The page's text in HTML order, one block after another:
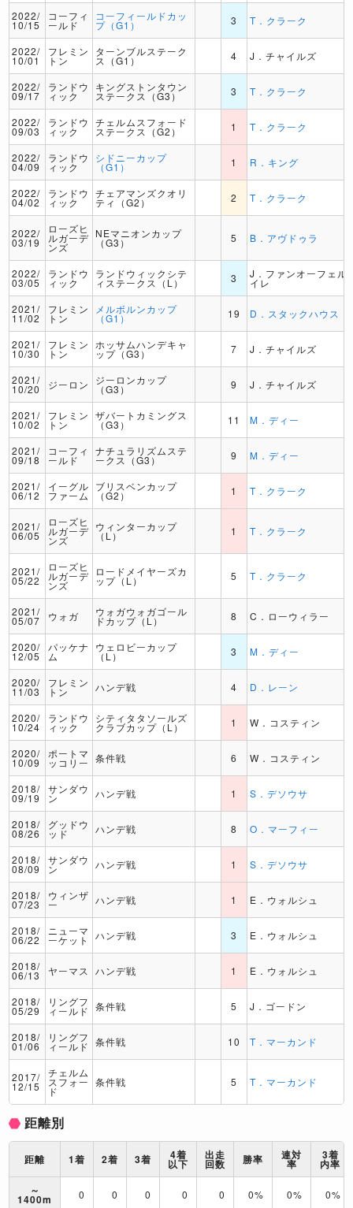
2022/
10/15
コーフィ
ールド
コーフィールドカッ
プ（G1） 3 T．クラーク
2022/
10/01
フレミン
トン
ターンブルステーク
ス（G1） 4 J．チャイルズ
2022/
09/17
ランドウ
ィック
キングストンタウン
ステークス（G3） 3 T．クラーク
2022/
09/03
ランドウ
ィック
チェルムスフォード
ステークス（G2） 1 T．クラーク
2022/
04/09
ランドウ
ィック
シドニーカップ
（G1） 1 R．キング
2022/
04/02
ランドウ
ィック
チェアマンズクオリ
ティ（G2） 2 T．クラーク
2022/
03/19
ローズヒ
ルガーデ
ンズ
NEマニオンカップ
（G3） 5 B．アヴドゥラ
2022/
03/05
ランドウ
ィック
ランドウィックシテ
ィステークス（L） 3 J．ファンオーフェル
イレ
2021/
11/02
フレミン
トン
メルボルンカップ
（G1） 19 D．スタックハウス
2021/
10/30
フレミン
トン
ホッサムハンデキャ
ップ（G3） 7 J．チャイルズ
2021/
10/20 ジーロン ジーロンカップ
（G3） 9 J．チャイルズ
2021/
10/02
フレミン
トン
ザバートカミングス
（G3） 11 M．ディー
2021/
09/18
コーフィ
ールド
ナチュラリズムステ
ークス（G3） 9 M．ディー
2021/
06/12
イーグル
ファーム
ブリスベンカップ
（G2） 1 T．クラーク
2021/
06/05
ローズヒ
ルガーデ
ンズ
ウィンターカップ
（L） 1 T．クラーク
2021/
05/22
ローズヒ
ルガーデ
ンズ
ロードメイヤーズカ
ップ（L） 5 T．クラーク
2021/
05/07 ウォガ ウォガウォガゴール
ドカップ（L） 8 C．ローウィラー
2020/
12/05
パッケナ
ム
ウェロビーカップ
（L） 3 M．ディー
2020/
11/03
フレミン
トン ハンデ戦 4 D．レーン
2020/
10/24
ランドウ
ィック
シティタタソールズ
クラブカップ（L） 1 W．コスティン
2020/
10/09
ポートマ
ッコリー 条件戦 6 W．コスティン
2018/
09/19
サンダウ
ン ハンデ戦 1 S．デソウサ
2018/
08/26
グッドウ
ッド ハンデ戦 8 O．マーフィー
2018/
08/09
サンダウ
ン ハンデ戦 1 S．デソウサ
2018/
07/23
ウィンザ
ー ハンデ戦 1 E．ウォルシュ
2018/
06/22
ニューマ
ーケット ハンデ戦 3 E．ウォルシュ
2018/
06/13 ヤーマス ハンデ戦 1 E．ウォルシュ
2018/
05/29
リングフ
ィールド 条件戦 5 J．ゴードン
2018/
01/06
リングフ
ィールド 条件戦 10 T．マーカンド
2017/
12/15
チェルム
スフォー
ド
条件戦 5 T．マーカンド
距離別
距離 1着 2着 3着 4着
以下
出走
回数 勝率 連対
率
3着
内率
～
1400m 0 0 0 0 0 0% 0% 0%